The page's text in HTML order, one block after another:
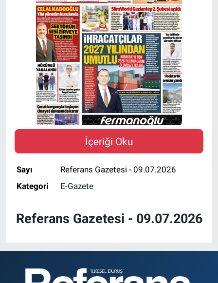
İçeriği Oku
Sayı
Referans Gazetesi - 09.07.2026
Kategori
E-Gazete
Referans Gazetesi - 09.07.2026